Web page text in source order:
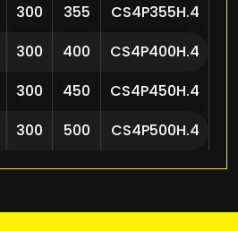
CS4P355H.4
355
300
CS4P400H.4
400
300
CS4P450H.4
450
300
CS4P500H.4
500
300